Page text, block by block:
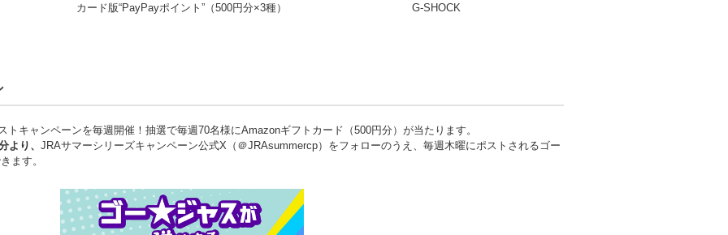
カード版“PayPayポイント”（500円分×3種）
G-SHOCK
キャンペーンを毎週開催！抽選で毎週70名様にAmazonギフトカード（500円分）が当たります。
より、 JRAサマーシリーズキャンペーン公式X（＠JRAsummercp）をフォローのうえ、毎週木曜にポストされるゴー
ます。